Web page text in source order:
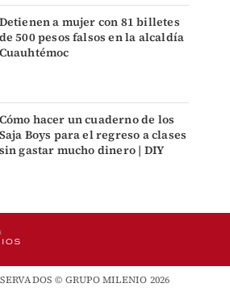
Detienen a mujer con 81 billetes
de 500 pesos falsos en la alcaldía
Cuauhtémoc
Cómo hacer un cuaderno de los
Saja Boys para el regreso a clases
sin gastar mucho dinero | DIY
© GRUPO MILENIO 2026